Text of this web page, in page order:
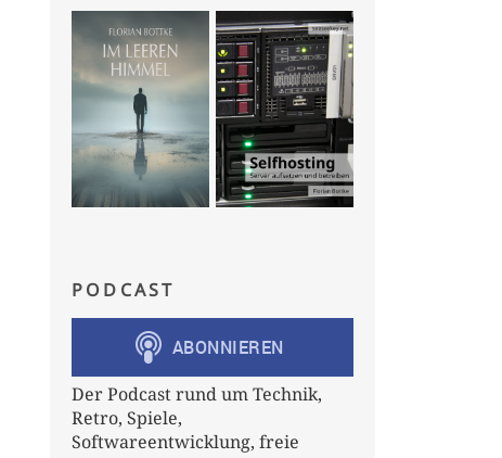
PODCAST
Der Podcast rund um Technik,
Retro, Spiele,
Softwareentwicklung, freie